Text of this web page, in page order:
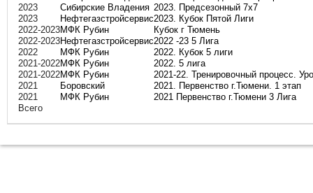
2023
Сибирские Владения 2023. Предсезонный 7х7
2023
Нефтегазстройсервис2023. Кубок Пятой Лиги
2022-2023МФК Рубин
Кубок г Тюмень
2022-2023Нефтегазстройсервис2022 -23 5 Лига
2022
МФК Рубин
2022. Кубок 5 лиги
2021-2022МФК Рубин
2022. 5 лига
2021-2022МФК Рубин
2021-22. Тренировочный процесс.
2021
Боровский
2021. Первенство г.Тюмени. 1 этап
2021
МФК Рубин
2021 Первенство г.Тюмени 3 Лига
Всего